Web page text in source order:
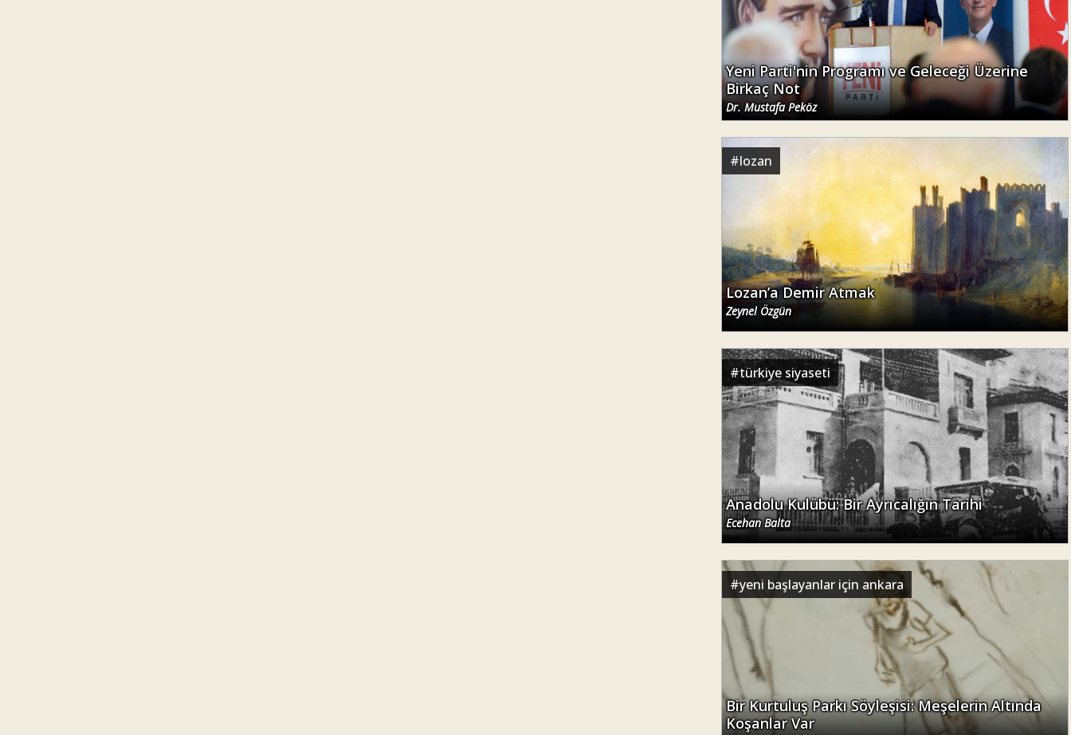
Yeni Parti'nin Programı ve Geleceği Üzerine
Birkaç Not
Dr. Mustafa Peköz
#lozan
Lozan’a Demir Atmak
Zeynel Özgün
#türkiye siyaseti
Anadolu Kulübü: Bir Ayrıcalığın Tarihi
Ecehan Balta
#yeni başlayanlar için ankara
Bir Kurtuluş Parkı Söyleşisi: Meşelerin Altında
Koşanlar Var